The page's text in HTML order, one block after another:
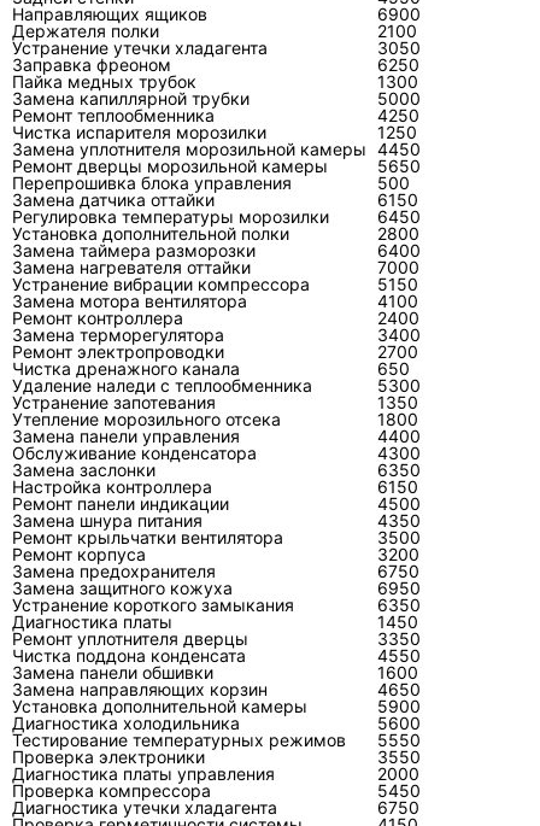
Настораживают точный диагноз по телефону
без осмотра, обязательная заправка при
любой жалобе, предложение заменить
дорогой узел без измерений и отказ показать
снятую деталь или результаты проверки. Для
сложных сплит-систем важен опыт не только с
брендом, но и с конкретным типом
оборудования. Базовые принципы ремонта
сплит-системодинаковы, однако схемы, коды
и алгоритмы управления различаются по
сериям.
Когда кондиционер выгоднее
ремонтировать, а когда
заменять?
Решение зависит от стоимости ключевого
узла, состояния теплообменников и трассы,
доступности совместимых деталей, общего
износа и качества прежнего монтажа. Один
дорогой дефект ещё не делает замену
обязательной, но сочетание коррозии, утечек
и повреждения электроники меняет
экономику ремонта.
Для сравнения нужны две цифры: полная
стоимость восстановления с устранением
причины и стоимость замены с демонтажем,
монтажом, материалами и возможной
переделкой трассы. Старую систему разумно
Направляющих ящиков
6900
Держателя полки
2100
Устранение утечки хладагента
3050
Заправка фреоном
6250
Пайка медных трубок
1300
Замена капиллярной трубки
5000
Ремонт теплообменника
4250
Чистка испарителя морозилки
1250
Замена уплотнителя морозильной камеры 4450
Ремонт дверцы морозильной камеры
5650
Перепрошивка блока управления
500
Замена датчика оттайки
6150
Регулировка температуры морозилки
6450
Установка дополнительной полки
2800
Замена таймера разморозки
6400
Замена нагревателя оттайки
7000
Устранение вибрации компрессора
5150
Замена мотора вентилятора
4100
Ремонт контроллера
2400
Замена терморегулятора
3400
Ремонт электропроводки
2700
Чистка дренажного канала
650
Удаление наледи с теплообменника
5300
Устранение запотевания
1350
Утепление морозильного отсека
1800
Замена панели управления
4400
Обслуживание конденсатора
4300
Замена заслонки
6350
Настройка контроллера
6150
Ремонт панели индикации
4500
Замена шнура питания
4350
Ремонт крыльчатки вентилятора
3500
Ремонт корпуса
3200
Замена предохранителя
6750
Замена защитного кожуха
6950
Устранение короткого замыкания
6350
Диагностика платы
1450
Ремонт уплотнителя дверцы
3350
Чистка поддона конденсата
4550
Замена панели обшивки
1600
Замена направляющих корзин
4650
Установка дополнительной камеры
5900
Диагностика холодильника
5600
Тестирование температурных режимов
5550
Проверка электроники
3550
Диагностика платы управления
2000
Проверка компрессора
5450
Диагностика утечки хладагента
6750